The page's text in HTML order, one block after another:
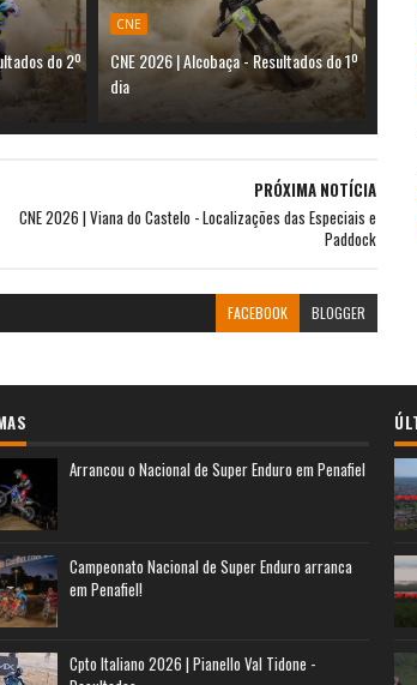
do 2º
CNE
CNE 2026 | Alcobaça - Resultados do 1º
dia
PRÓXIMA NOTÍCIA
CNE 2026 | Viana do Castelo - Localizações das Especiais e
Paddock
FACEBOOK BLOGGER
Arrancou o Nacional de Super Enduro em Penafiel
Campeonato Nacional de Super Enduro arranca
em Penafiel!
Cpto Italiano 2026 | Pianello Val Tidone -